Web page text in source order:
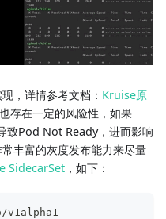
，详情参考文档： Kruise原
存在一定的风险性，如果
致Pod Not Ready，进而影响
丰富的灰度发布能力来尽量
SidecarSet ，如下：